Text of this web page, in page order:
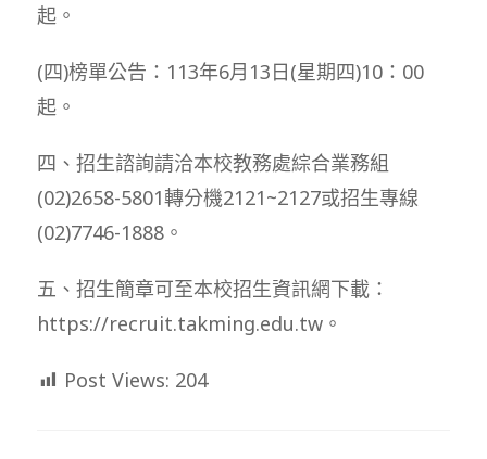
起。
(四)榜單公告：113年6月13日(星期四)10：00
起。
四、招生諮詢請洽本校教務處綜合業務組
(02)2658-5801轉分機2121~2127或招生專線
(02)7746-1888。
五、招生簡章可至本校招生資訊網下載：
https://recruit.takming.edu.tw。
Post Views: 204